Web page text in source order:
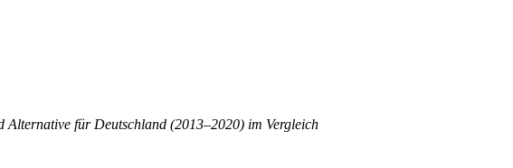
für Deutschland (2013–2020) im Vergleich